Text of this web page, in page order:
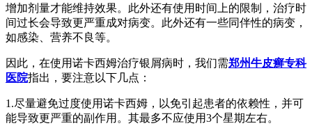
增加剂量才能维持效果。此外还有使用时间上的限制，治疗时
间过长会导致更严重成对病变。此外还有一些同伴性的病变，
如感染、营养不良等。
因此，在使用诺卡西姆治疗银屑病时，我们需郑州牛皮癣专科
医院指出，要注意以下几点：
1.尽量避免过度使用诺卡西姆，以免引起患者的依赖性，并可
能导致更严重的副作用。其最多不应使用3个星期左右。